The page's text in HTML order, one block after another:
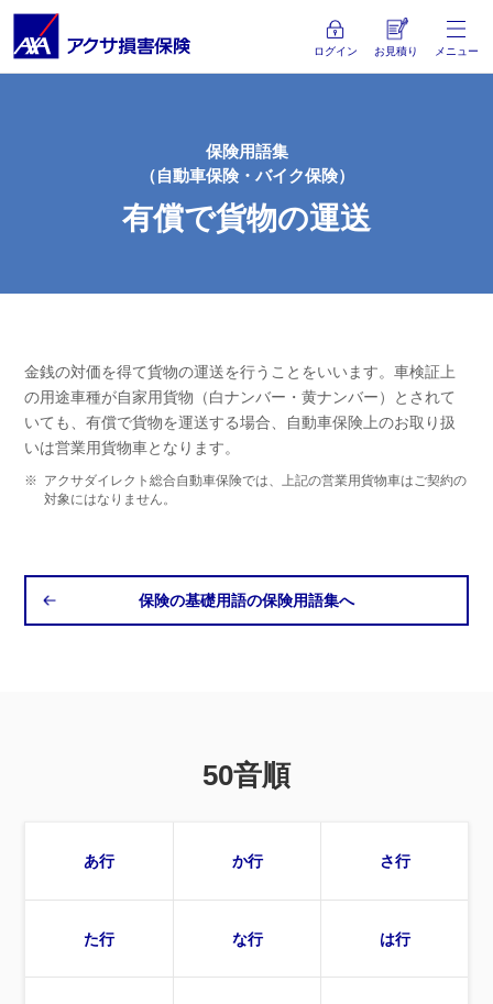
ログイン お見積り メニュー
保険用語集
（自動車保険・バイク保険）
有償で貨物の運送
金銭の対価を得て貨物の運送を行うことをいいます。車検証上
の用途車種が自家用貨物（白ナンバー・黄ナンバー）とされて
いても、有償で貨物を運送する場合、自動車保険上のお取り扱
いは営業用貨物車となります。
※ アクサダイレクト総合自動車保険では、上記の営業用貨物車はご契約の
対象にはなりません。
保険の基礎用語の保険用語集へ
50音順
あ行 か行 さ行
た行 な行 は行